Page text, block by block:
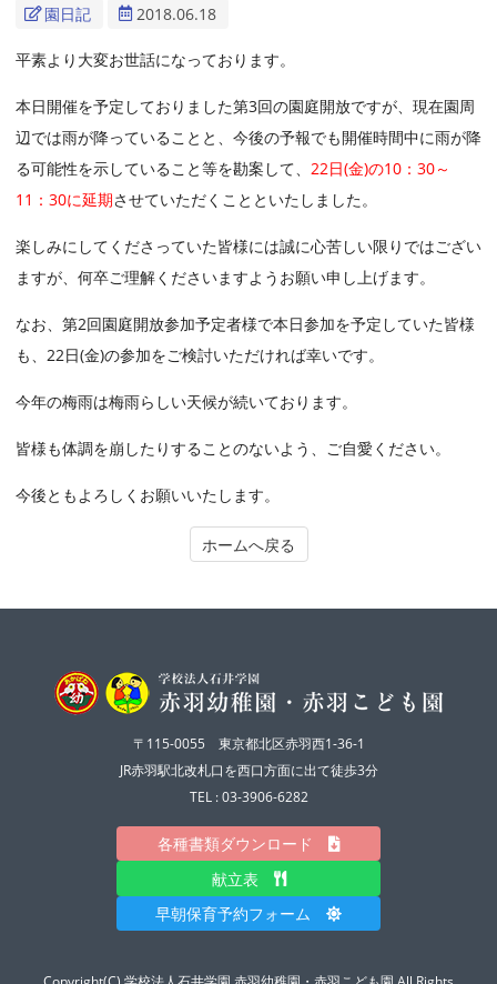
園日記 2018.06.18
平素より大変お世話になっております。
本日開催を予定しておりました第3回の園庭開放ですが、現在園周
辺では雨が降っていることと、今後の予報でも開催時間中に雨が降
る可能性を示していること等を勘案して、 22日(金)の10：30～
11：30に延期させていただくことといたしました。
楽しみにしてくださっていた皆様には誠に心苦しい限りではござい
ますが、何卒ご理解くださいますようお願い申し上げます。
なお、第2回園庭開放参加予定者様で本日参加を予定していた皆様
も、22日(金)の参加をご検討いただければ幸いです。
今年の梅雨は梅雨らしい天候が続いております。
皆様も体調を崩したりすることのないよう、ご自愛ください。
今後ともよろしくお願いいたします。
ホームへ戻る
〒115-0055 東京都北区赤羽西1-36-1
JR赤羽駅北改札口を西口方面に出て徒歩3分
TEL : 03-3906-6282
各種書類ダウンロード
献立表
早朝保育予約フォーム